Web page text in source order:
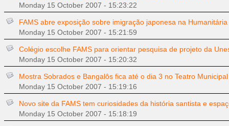
Monday 15 October 2007 - 15:23:22
FAMS abre exposição sobre imigração japonesa na Humanitária
Monday 15 October 2007 - 15:21:59
Colégio escolhe FAMS para orientar pesquisa de projeto da
Monday 15 October 2007 - 15:20:32
Mostra Sobrados e Bangalôs fica até o dia 3 no Teatro Municipal
Monday 15 October 2007 - 15:19:16
Novo site da FAMS tem curiosidades da história santista e
Monday 15 October 2007 - 15:18:19